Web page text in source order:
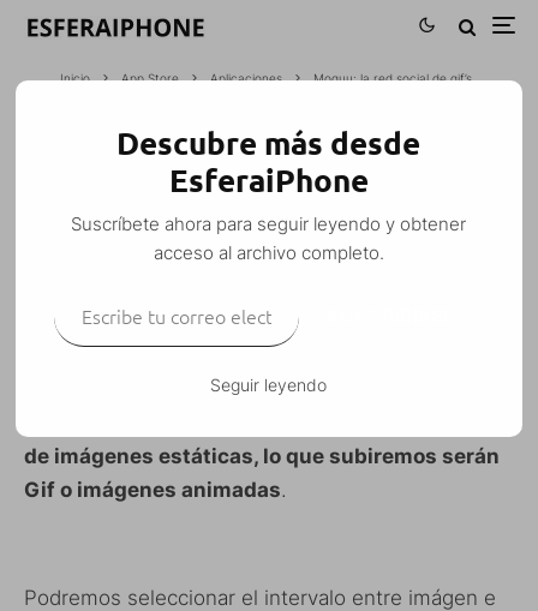
Inicio App Store Aplicaciones Moquu: la red social de gif’s
MOQUU: LA RED SOCIAL DE GIF’S
M. Alejandro W. García Fuentes (Esfera)
Aplicaciones
App Store iPhone iPod Touch · 21 septiembre, 2011
1 Minuto de lectura
es una aplicación para iPhone y iPad, al
de imágenes estáticas, lo que subiremos serán
Gif o imágenes animadas.
Podremos seleccionar el intervalo entre imágen e
Descubre más desde
EsferaiPhone
Suscríbete ahora para seguir leyendo y obtener
acceso al archivo completo.
Seguir leyendo